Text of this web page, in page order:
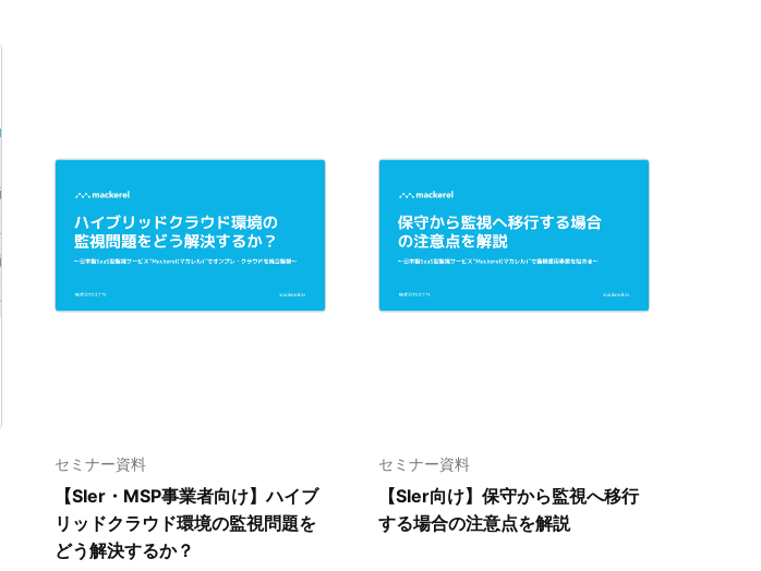
セミナー資料
【SIer・MSP事業者向け】ハイブ
リッドクラウド環境の監視問題を
どう解決するか？
セミナー資料
【SIer向け】 保守から監視へ移行
する場合の注意点を解説